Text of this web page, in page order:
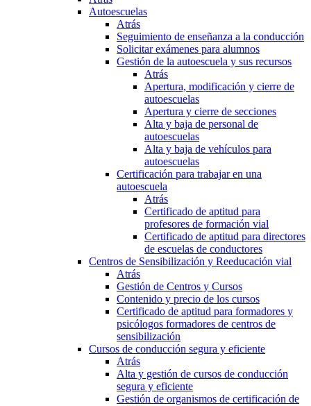
Autoescuelas
Atrás
Seguimiento de enseñanza a la conducción
Solicitar exámenes para alumnos
Gestión de la autoescuela y sus recursos
Atrás
Apertura, modificación y cierre de
autoescuelas
Apertura y cierre de secciones
Alta y baja de personal de
autoescuelas
Alta y baja de vehículos para
autoescuelas
Certificación para trabajar en una
autoescuela
Atrás
Certificado de aptitud para
profesores de formación vial
Certificado de aptitud para directores
de escuelas de conductores
Centros de Sensibilización y Reeducación vial
Atrás
Gestión de Centros y Cursos
Contenido y precio de los cursos
Certificado de aptitud para formadores y
psicólogos formadores de centros de
sensibilización
Cursos de conducción segura y eficiente
Atrás
Alta y gestión de cursos de conducción
segura y eficiente
Gestión de organismos de certificación de